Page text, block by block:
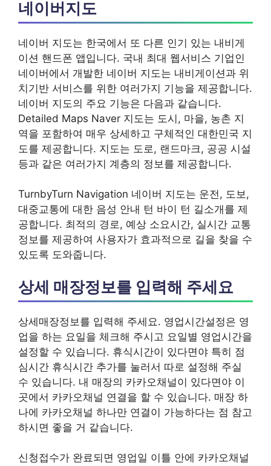
네이버지도
네이버 지도는 한국에서 또 다른 인기 있는 내비게
이션 핸드폰 앱입니다. 국내 최대 웹서비스 기업인
네이버에서 개발한 네이버 지도는 내비게이션과 위
치기반 서비스를 위한 여러가지 기능을 제공합니다.
네이버 지도의 주요 기능은 다음과 같습니다.
Detailed Maps Naver 지도는 도시, 마을, 농촌 지
역을 포함하여 매우 상세하고 구체적인 대한민국 지
도를 제공합니다. 지도는 도로, 랜드마크, 공공 시설
등과 같은 여러가지 계층의 정보를 제공합니다.
TurnbyTurn Navigation 네이버 지도는 운전, 도보,
대중교통에 대한 음성 안내 턴 바이 턴 길소개를 제
공합니다. 최적의 경로, 예상 소요시간, 실시간 교통
정보를 제공하여 사용자가 효과적으로 길을 찾을 수
있도록 도와줍니다.
상세 매장정보를 입력해 주세요
상세매장정보를 입력해 주세요. 영업시간설정은 영
업을 하는 요일을 체크해 주시고 요일별 영업시간을
설정할 수 있습니다. 휴식시간이 있다면야 특히 점
심시간 휴식시간 추가를 눌러서 따로 설정해 주실
수 있습니다. 내 매장의 카카오채널이 있다면야 이
곳에서 카카오채널 연결을 할 수 있습니다. 매장 하
나에 카카오채널 하나만 연결이 가능하다는 점 참고
하시면 좋을 거 같습니다.
신청접수가 완료되면 영업일 이틀 안에 카카오채널